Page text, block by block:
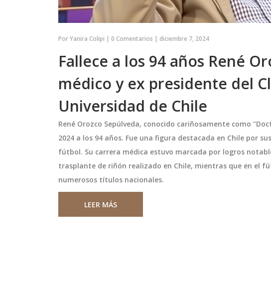
PorYanira Colipi | 0 Comentarios | diciembre 7, 2024
Fallece a los 94 años René
médico y ex presidente del
Universidad de Chile
René Orozco Sepúlveda, conocido cariñosamente como
2024 a los 94 años. Fue una figura destacada en Chile por
fútbol. Su carrera médica estuvo marcada por logros
trasplante de riñón realizado en Chile, mientras que en el
numerosos títulos nacionales.
LEER MÁS
DEPORTES
Once Caldas vence 1-0 a La
Equidad y se acerca a los